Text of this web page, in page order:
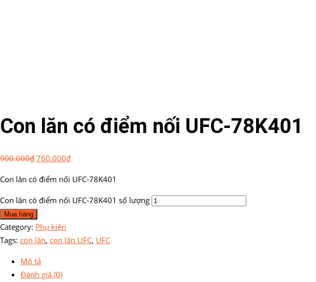
Con lăn có điểm nối UFC-78K401
900.000₫ 760.000₫
Con lăn có điểm nối UFC-78K401
Con lăn có điểm nối UFC-78K401 số lượng
Mua hàng
Category: Phụ kiện
Tags: con lăn, con lăn UFC, UFC
Mô tả
Đánh giá (0)